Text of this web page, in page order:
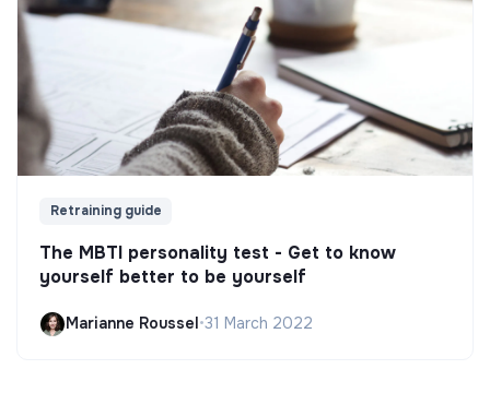
Retraining guide
The MBTI personality test - Get to know
yourself better to be yourself
Marianne Roussel•31 March 2022